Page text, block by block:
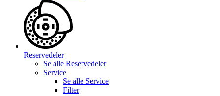
Reservedeler
Se alle Reservedeler
Service
Se alle Service
Filter